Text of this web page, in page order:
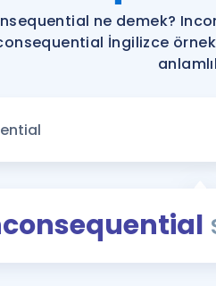
ne demek?
İngilizce